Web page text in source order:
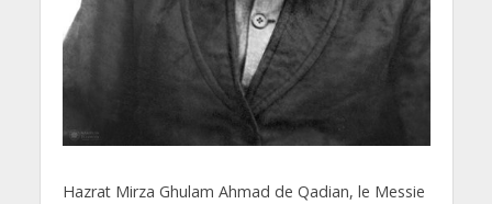
Hazrat Mirza Ghulam Ahmad de Qadian, le Messie